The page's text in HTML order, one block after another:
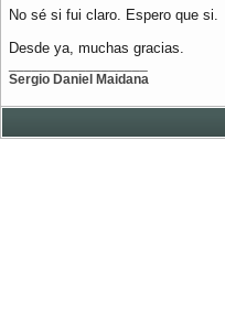
No sé si fui claro. Espero que si.
Desde ya, muchas gracias.
Sergio Daniel Maidana